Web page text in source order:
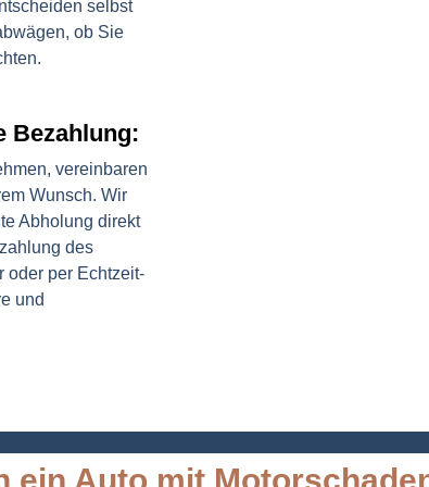
selbst
ob Sie
Bezahlung:
vereinbaren
Wunsch. Wir
Abholung direkt
des
oder per Echtzeit-
und
ein Auto mit